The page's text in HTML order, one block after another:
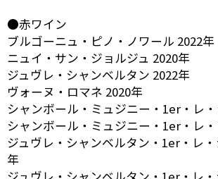
●赤ワイン
ブルゴーニュ・ピノ・ノワール 2022年
ニュイ・サン・ジョルジュ 2020年
ジュヴレ・シャンベルタン 2022年
ヴォーヌ・ロマネ 2020年
シャンボール・ミュジニー・1er・レ
シャンボール・ミュジニー・1er・レ
ジュヴレ・シャンベルタン・1er・レ
年